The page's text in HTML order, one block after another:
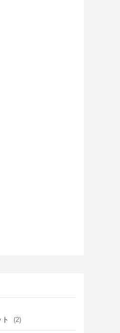
(2)